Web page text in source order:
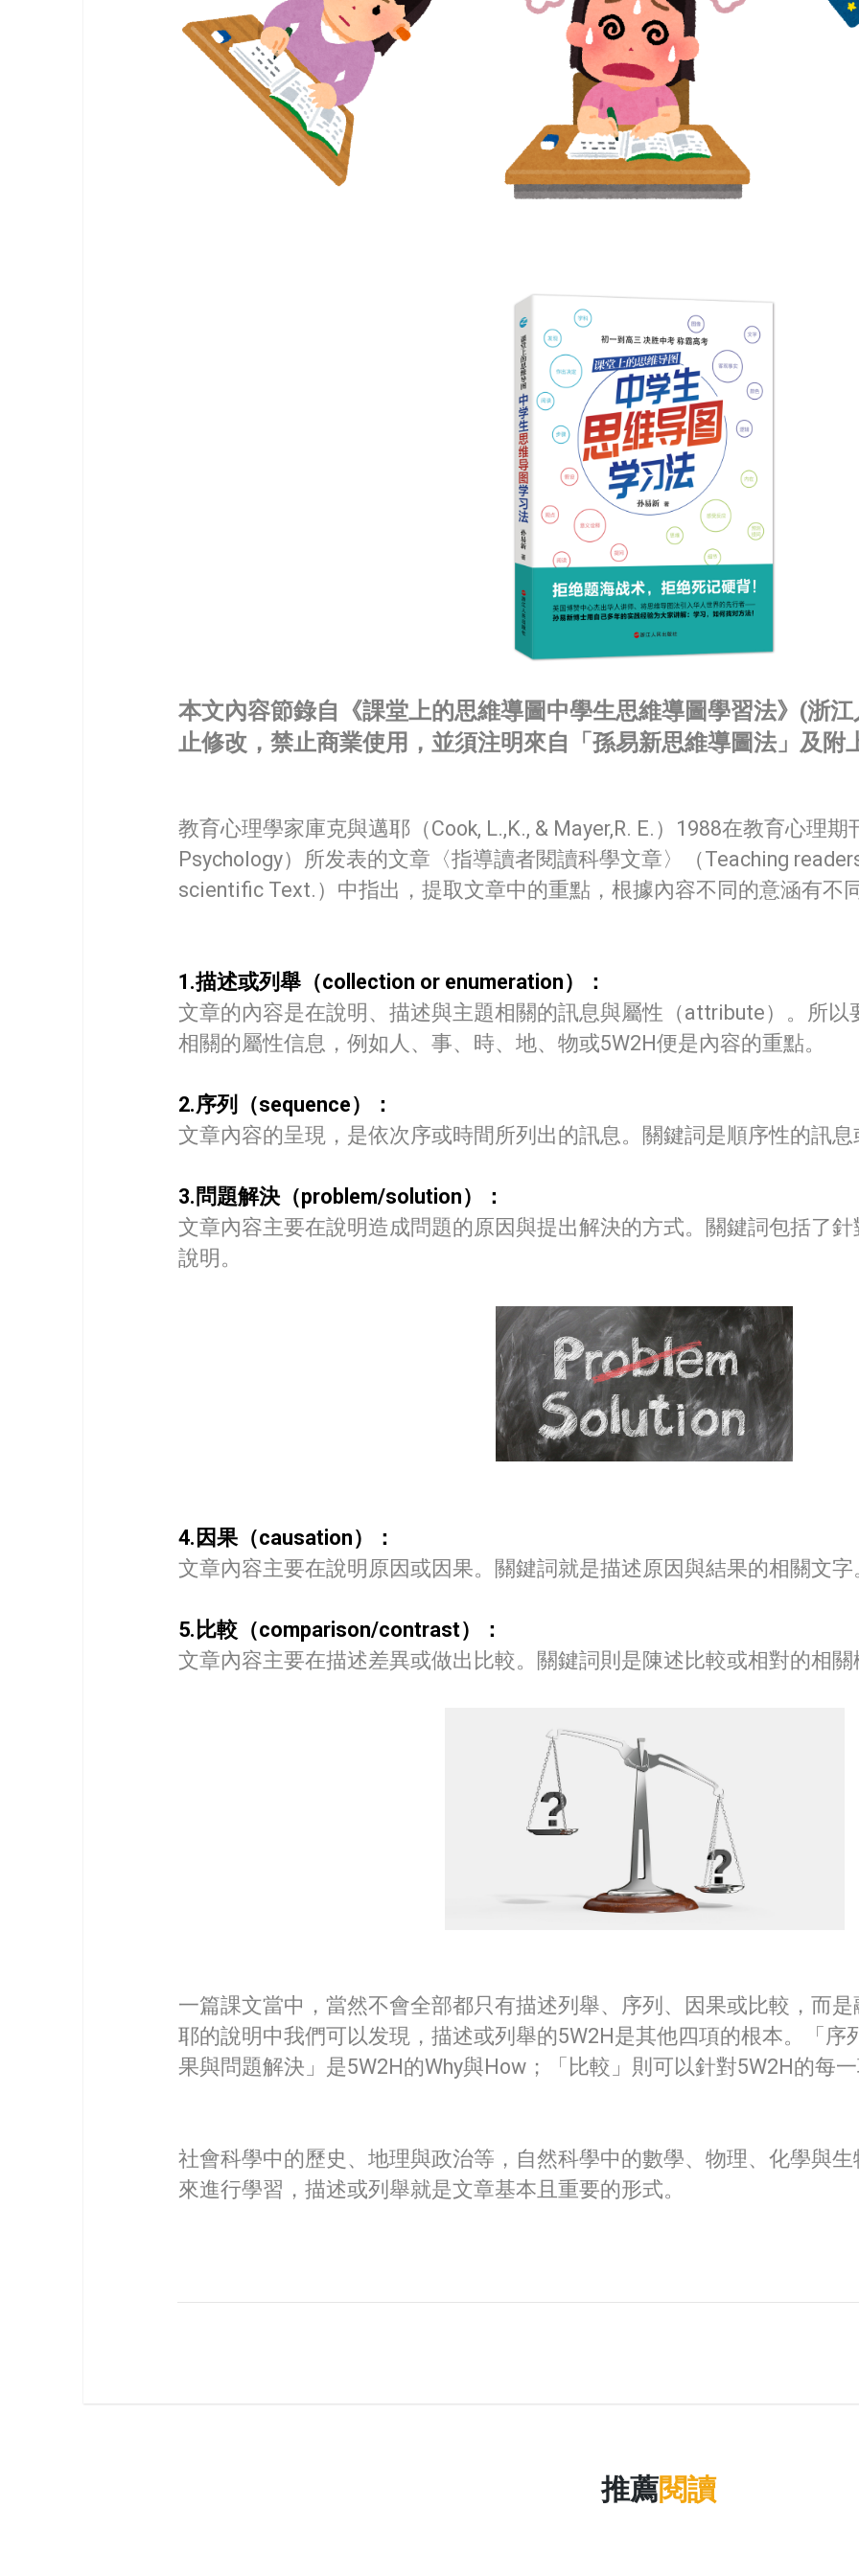
本文內容節錄自《課堂上的思維導圖中學生思維導圖學習法》(浙
止修改，禁止商業使用，並須注明來自「孫易新思維導圖法」及附
教育心理學家庫克與邁耶（Cook, L.,K., & Mayer,R. E.）1988在教育心理
Psychology）所发表的文章〈指導讀者閱讀科學文章〉（Teaching
scientific Text.）中指出，提取文章中的重點，根據內容不同的意涵有不
1.描述或列舉（collection or enumeration）：
文章的內容是在說明、描述與主題相關的訊息與屬性（attribute）。所以
相關的屬性信息，例如人、事、時、地、物或5W2H便是內容的重點。
2.序列（sequence）：
文章內容的呈現，是依次序或時間所列出的訊息。關鍵詞是順序性的訊息
3.問題解決（problem/solution）：
文章內容主要在說明造成問題的原因與提出解決的方式。關鍵詞包括了
說明。
4.因果（causation）：
文章內容主要在說明原因或因果。關鍵詞就是描述原因與結果的相關文字
5.比較（comparison/contrast）：
文章內容主要在描述差異或做出比較。關鍵詞則是陳述比較或相對的相關
一篇課文當中，當然不會全部都只有描述列舉、序列、因果或比較，而
耶的說明中我們可以发現，描述或列舉的5W2H是其他四項的根本。「序
果與問題解決」是5W2H的Why與How；「比較」則可以針對5W2H的每一
社會科學中的歷史、地理與政治等，自然科學中的數學、物理、化學與
來進行學習，描述或列舉就是文章基本且重要的形式。
推薦閱讀